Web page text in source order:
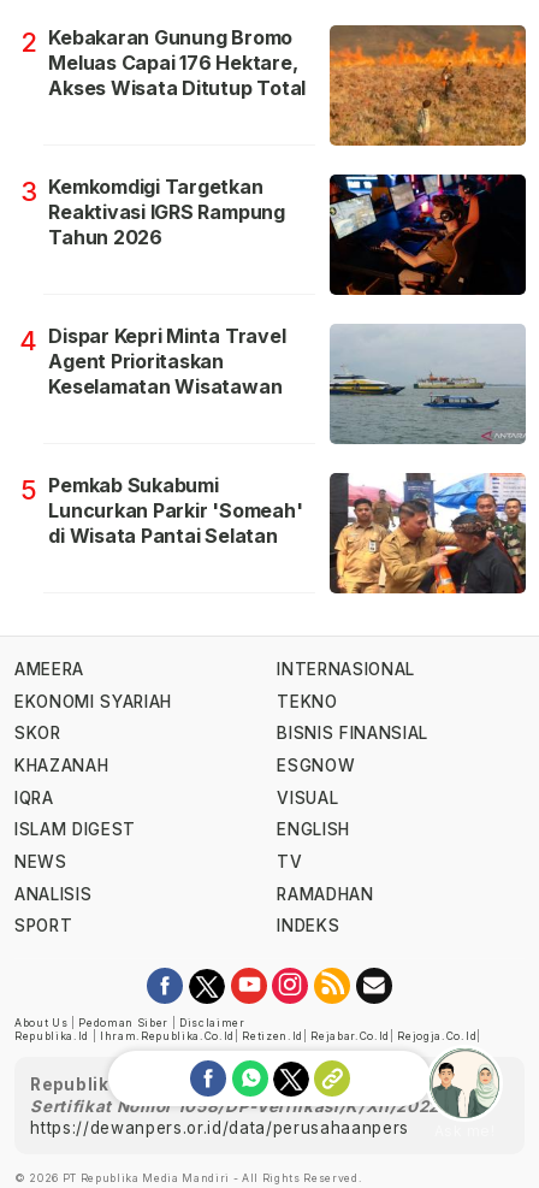
2 Kebakaran Gunung Bromo
Meluas Capai 176 Hektare,
Akses Wisata Ditutup Total
3 Kemkomdigi Targetkan
Reaktivasi IGRS Rampung
Tahun 2026
4 Dispar Kepri Minta Travel
Agent Prioritaskan
Keselamatan Wisatawan
5 Pemkab Sukabumi
Luncurkan Parkir 'Someah'
di Wisata Pantai Selatan
AMEERA
EKONOMI SYARIAH
SKOR
KHAZANAH
IQRA
ISLAM DIGEST
NEWS
ANALISIS
SPORT
INTERNASIONAL
TEKNO
BISNIS FINANSIAL
ESGNOW
VISUAL
ENGLISH
TV
RAMADHAN
INDEKS
About Us Pedoman Siber
Disclaimer
Republika.id
Ihram.republika.co.id Retizen.id Rejabar.co.id Rejogja.co.id
Republika telah diverifikasi oleh Dewan Pers
Sertifikat Nomor 1058/DP-Verifikasi/K/XII/2022
https://dewanpers.or.id/data/perusahaanpers
© 2026 PT Republika Media Mandiri - All Rights Reserved.